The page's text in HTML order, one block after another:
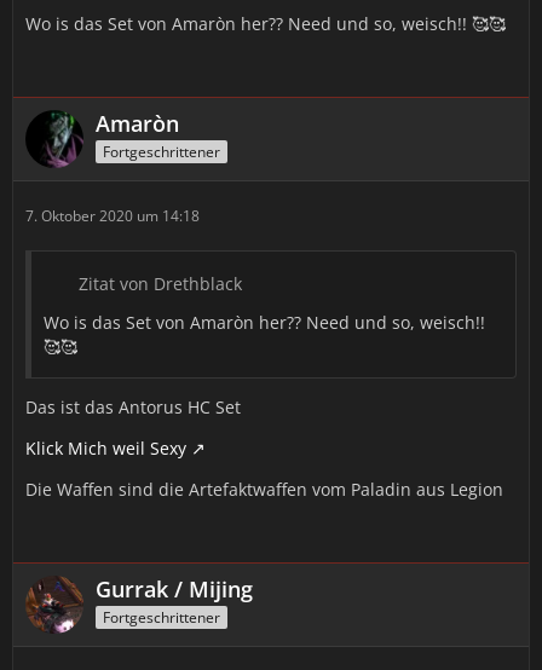
Wo is das Set von Amaròn her?? Need und so, weisch!! 🥰🥰
Amaròn
Fortgeschrittener
7. Oktober 2020 um 14:18
Zitat von Drethblack
Wo is das Set von Amaròn her?? Need und so, weisch!!
🥰🥰
Das ist das Antorus HC Set
Klick Mich weil Sexy
Die Waffen sind die Artefaktwaffen vom Paladin aus Legion
Gurrak / Mijing
Fortgeschrittener